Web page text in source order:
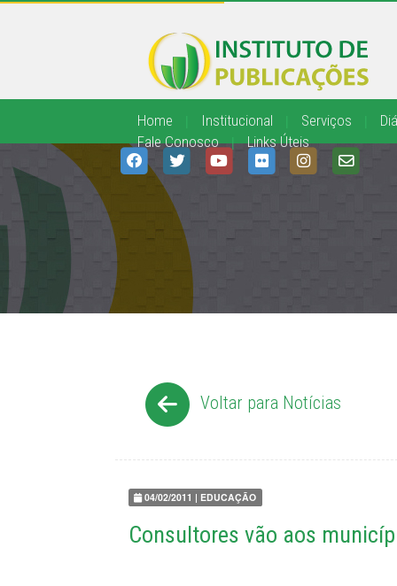
Home Institucional Serviços
Fale Conosco
| Links Úteis
Voltar para Notícias
04/02/2011 | EDUCAÇÃO
Consultores vão aos